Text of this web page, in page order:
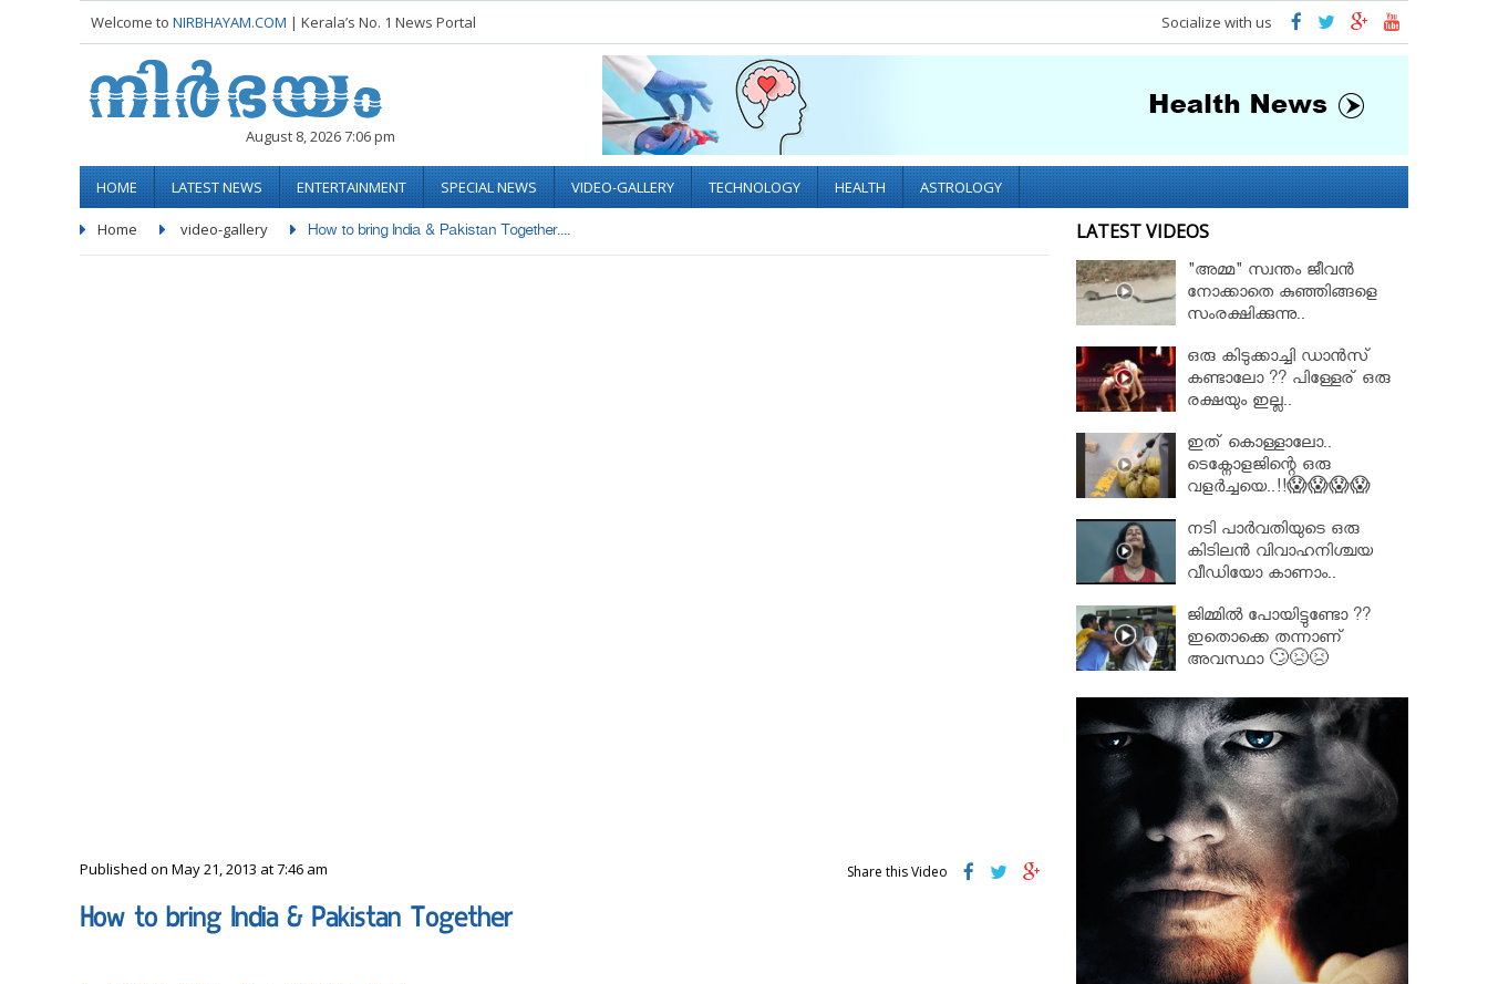
Welcome to NIRBHAYAM.COM | Kerala’s No. 1 News Portal Socialize with us
August 8, 2026 7:06 pm
HOME LATEST NEWS ENTERTAINMENT SPECIAL NEWS VIDEO-GALLERY TECHNOLOGY HEALTH ASTROLOGY
Home video-gallery How to bring India & Pakistan Together....
Published on May 21, 2013 at 7:46 am Share this Video
How to bring India & Pakistan Together
LATEST VIDEOS
"അമ്മ" സ്വന്തം ജീവൻ
നോക്കാതെ കുഞ്ഞിങ്ങളെ
സംരക്ഷിക്കുന്നു..
ഒരു കിടുക്കാച്ചി ഡാൻസ്
കണ്ടാലോ ?? പിള്ളേര് ഒരു
രക്ഷയും ഇല്ല..
ഇത് കൊള്ളാലോ..
ടെക്നോളജിന്റെ ഒരു
വളർച്ചയെ..!!😱😱😱😱
നടി പാർവതിയുടെ ഒരു
കിടിലൻ വിവാഹനിശ്ചയ
വീഡിയോ കാണാം..
ജിമ്മിൽ പോയിട്ടുണ്ടോ ??
ഇതൊക്കെ തന്നാണ്
അവസ്ഥാ 🙄😣😣